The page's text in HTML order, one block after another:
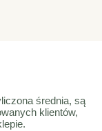
średnia, są
klientów,